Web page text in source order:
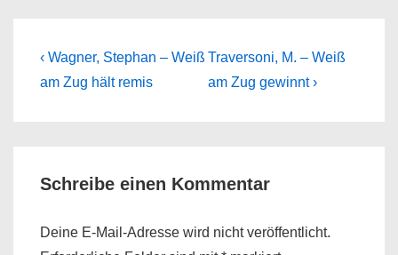
Beitragsnavigation
Previous
Post
‹ Wagner, Stephan – Weiß
am Zug hält remis
Next
Post
Traversoni, M. – Weiß
am Zug gewinnt ›
Schreibe einen Kommentar
Deine E-Mail-Adresse wird nicht veröffentlicht.